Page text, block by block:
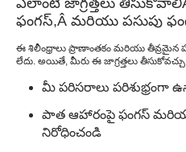
ఎలాంటి జాగ్రత్తలు తీసుకోవాలి
ఫంగస్,Â మరియు పసుపు
ఈ శిలీంధ్రాలు ప్రాణాంతకం మరియు
లేదు. అయితే, మీరు ఈ జాగ్రత్తలు
మీ పరిసరాలు పరిశుభ్రంగా
పాత ఆహారంపై ఫంగస్
నిరోధించండి